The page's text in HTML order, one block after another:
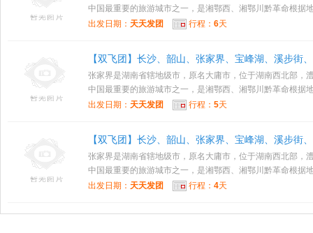
中国最重要的旅游城市之一，是湘鄂西、湘鄂川黔革命根据
出发日期： 天天发团 行程： 6天
【双飞团】长沙、韶山、张家界、宝峰湖、溪步街
张家界是湖南省辖地级市，原名大庸市，位于湖南西北部，
中国最重要的旅游城市之一，是湘鄂西、湘鄂川黔革命根据
出发日期： 天天发团 行程： 5天
【双飞团】长沙、韶山、张家界、宝峰湖、溪步街
张家界是湖南省辖地级市，原名大庸市，位于湖南西北部，
中国最重要的旅游城市之一，是湘鄂西、湘鄂川黔革命根据
出发日期： 天天发团 行程： 4天